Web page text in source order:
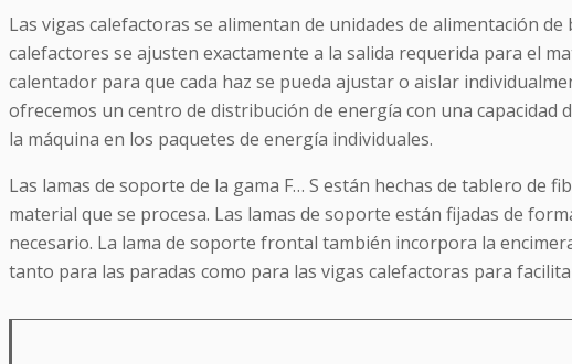
Las vigas calefactoras se alimentan de unidades de alimentación
calefactores se ajusten exactamente a la salida requerida para el
calentador para que cada haz se pueda ajustar o aislar
ofrecemos un centro de distribución de energía con una
la máquina en los paquetes de energía individuales.
Las lamas de soporte de la gama F… S están hechas de tablero de
material que se procesa. Las lamas de soporte están fijadas de
necesario. La lama de soporte frontal también incorpora la
tanto para las paradas como para las vigas calefactoras para